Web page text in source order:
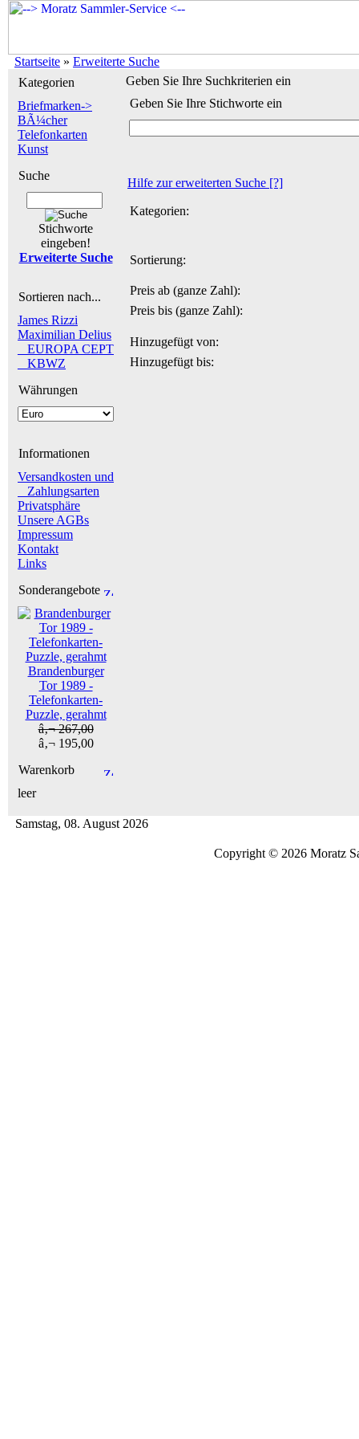
Startseite » Erweiterte Suche
Kategorien
Briefmarken->
BÃ¼cher
Telefonkarten
Kunst
Suche
Stichworte
eingeben!
Erweiterte Suche
Sortieren nach...
James Rizzi
Maximilian Delius
_ EUROPA CEPT
_ KBWZ
Währungen
Informationen
Versandkosten und
Zahlungsarten
Privatsphäre
Unsere AGBs
Impressum
Kontakt
Links
Sonderangebote
Brandenburger
Tor 1989 -
Telefonkarten-
Puzzle, gerahmt
â‚¬ 267,00
â‚¬ 195,00
Warenkorb
leer
Geben Sie Ihre Suchkriterien ein
Geben Sie Ihre Stichworte ein
Hilfe zur erweiterten Suche [?]
Kategorien:
Sortierung:
Preis ab (ganze Zahl):
Preis bis (ganze Zahl):
Hinzugefügt von:
Hinzugefügt bis:
Samstag, 08. August 2026
Copyright © 2026 Moratz